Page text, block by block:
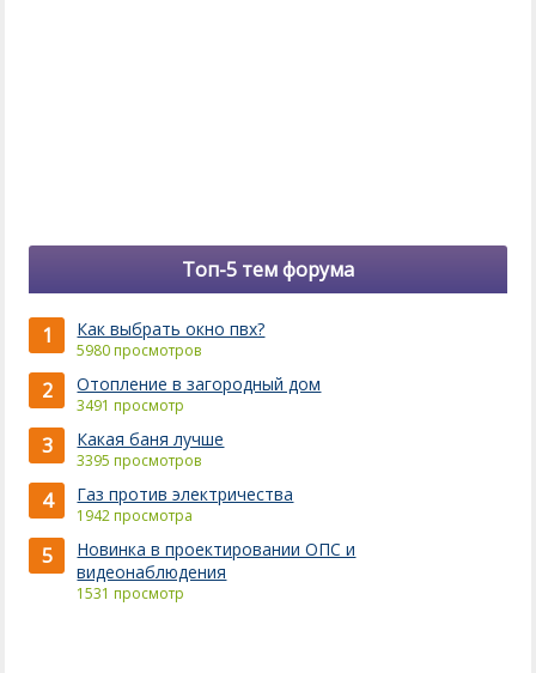
Топ-5 тем форума
1 Как выбрать окно пвх?
5980 просмотров
2 Отопление в загородный дом
3491 просмотр
3 Какая баня лучше
3395 просмотров
4 Газ против электричества
1942 просмотра
5
Новинка в проектировании ОПС и
видеонаблюдения
1531 просмотр